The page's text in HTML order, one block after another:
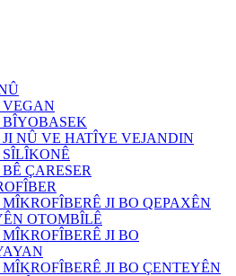
VEGAN
BÎYOBASEK
JI NÛ VE HATÎYE VEJANDIN
SÎLÎKONÊ
ÇARESER
JI BO QEPAXÊN
OTOMBÎLÊ
JI BO
JI BO ÇENTEYÊN